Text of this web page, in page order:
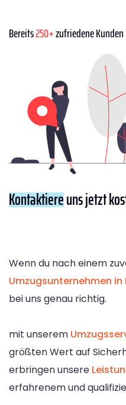
Bereits250+zufriedene
Kontaktiereuns jetzt
Wenn du nach einem
Umzugsunternehmen in
bei uns genau richtig.
mit unserem
größten Wert auf
erbringen unsere
erfahrenem und